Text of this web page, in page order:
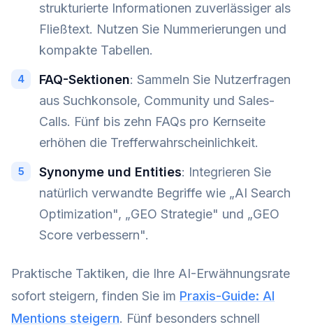
strukturierte Informationen zuverlässiger als
Fließtext. Nutzen Sie Nummerierungen und
kompakte Tabellen.
FAQ-Sektionen: Sammeln Sie Nutzerfragen
aus Suchkonsole, Community und Sales-
Calls. Fünf bis zehn FAQs pro Kernseite
erhöhen die Trefferwahrscheinlichkeit.
Synonyme und Entities: Integrieren Sie
natürlich verwandte Begriffe wie „AI Search
Optimization", „GEO Strategie" und „GEO
Score verbessern".
Praktische Taktiken, die Ihre AI-Erwähnungsrate
sofort steigern, finden Sie im Praxis-Guide: AI
Mentions steigern. Fünf besonders schnell